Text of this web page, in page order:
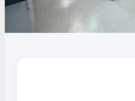
微量分注吸管pipette
實驗室攪拌器 | 振盪機